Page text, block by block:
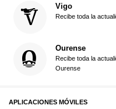
Vigo
Recibe toda la
Ourense
Recibe toda la
Ourense
APLICACIONES MÓVILES